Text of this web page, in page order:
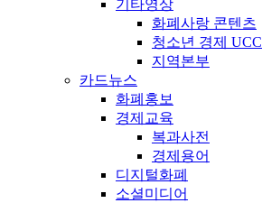
기타영상
화폐사랑 콘텐츠
청소년 경제 UCC
지역본부
카드뉴스
화폐홍보
경제교육
복과사전
경제용어
디지털화폐
소셜미디어